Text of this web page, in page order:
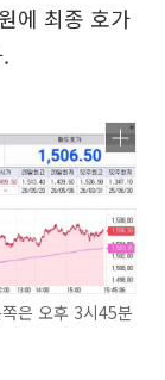
에 최종 호가
은 오후 3시45분